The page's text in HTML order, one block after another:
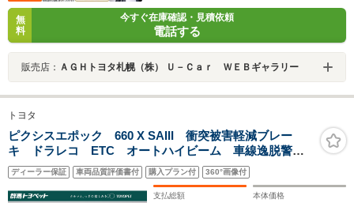
無
料
今すぐ在庫確認・見積依頼
電話する
販売店： ＡＧＨトヨタ札幌（株） Ｕ－Ｃａｒ ＷＥＢギャラリー
トヨタ
ピクシスエポック 660 X SAIII 衝突被害軽減ブレー
キ ドラレコ ETC オートハイビーム 車線逸脱警
報 コーナーセンサー 先行車発進告知機能 キーレ
ス LEDヘッドライト アイドリングストップ 横滑り
防止装置
ディーラー保証 車両品質評価書付 購入プラン付 360°画像付
支払総額 本体価格